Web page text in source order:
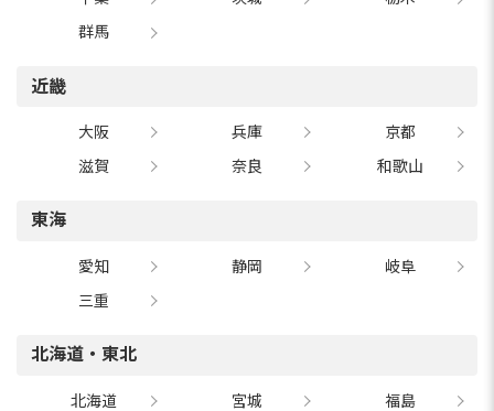
群馬
近畿
大阪 兵庫
京都
滋賀
奈良 和歌山
東海
愛知 静岡
岐阜
三重
北海道・東北
北海道 宮城
福島